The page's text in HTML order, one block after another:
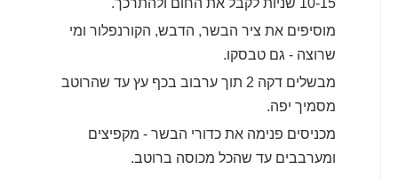
10-15 שניות לקבל את החום ולהתרכך.
מוסיפים את ציר הבשר, הדבש, הקורנפלור ומי
שרוצה - גם טבסקו.
מבשלים דקה 2 תוך ערבוב בכף עץ עד שהרוטב
מסמיך יפה.
מכניסים פנימה את כדורי הבשר - מקפיצים
ומערבבים עד שהכל מכוסה ברוטב.